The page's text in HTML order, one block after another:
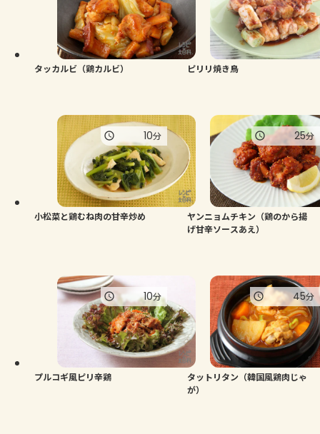
タッカルビ（鶏カルビ） ピリリ焼き鳥
小松菜と鶏むね肉の甘辛炒め
10分
ヤンニョムチキン（鶏のから揚
げ甘辛ソースあえ）
25分
プルコギ風ピリ辛鶏
10分
タットリタン（韓国風鶏肉じゃ
が）
45分